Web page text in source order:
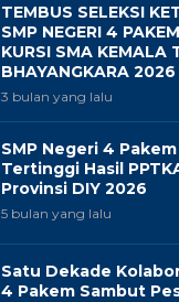
TEMBUS SELEKSI
SMP NEGERI 4
KURSI SMA KEMALA
BHAYANGKARA 2026
3 bulan yang lalu
SMP Negeri 4
Tertinggi Hasil
Provinsi DIY 2026
5 bulan yang lalu
Satu Dekade
4 Pakem Sambut